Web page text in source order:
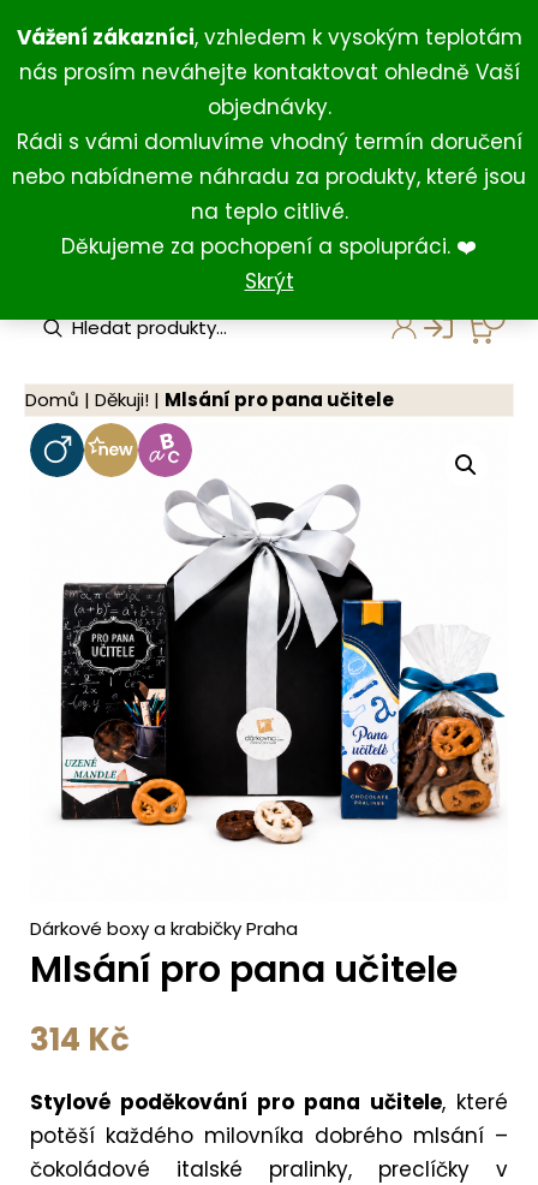
Vážení zákazníci, vzhledem k vysokým teplotám
nás prosím neváhejte kontaktovat ohledně Vaší
objednávky.
Rádi s vámi domluvíme vhodný termín doručení
nebo nabídneme náhradu za produkty, které jsou
na teplo citlivé.
Děkujeme za pochopení a spolupráci. ❤️
Skrýt
na
obsah
+420 734 429 111 (Po-Ne 8:00-18:00)
+420 731 127 211 (For English)
u
c
s
Domů | Děkuji! | Mlsání pro pana učitele
Dárkové boxy a krabičky Praha
Mlsání pro pana učitele
314 Kč
Stylové poděkování pro pana učitele, které
potěší každého milovníka dobrého mlsání –
čokoládové italské pralinky, preclíčky v